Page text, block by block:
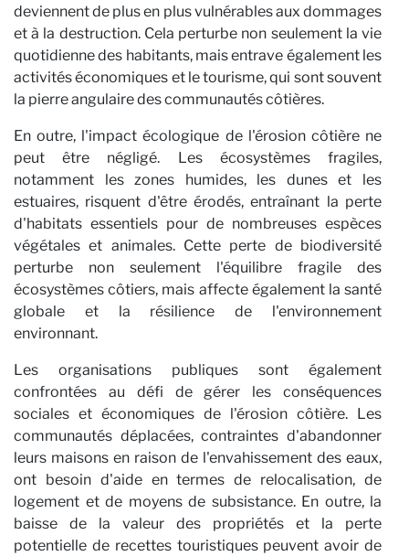
deviennent de plus en plus vulnérables aux dommages
et à la destruction. Cela perturbe non seulement la vie
quotidienne des habitants, mais entrave également les
activités économiques et le tourisme, qui sont souvent
la pierre angulaire des communautés côtières.
En outre, l'impact écologique de l'érosion côtière ne
peut être négligé. Les écosystèmes fragiles,
notamment les zones humides, les dunes et les
estuaires, risquent d'être érodés, entraînant la perte
d'habitats essentiels pour de nombreuses espèces
végétales et animales. Cette perte de biodiversité
perturbe non seulement l'équilibre fragile des
écosystèmes côtiers, mais affecte également la santé
globale et la résilience de l'environnement
environnant.
Les organisations publiques sont également
confrontées au défi de gérer les conséquences
sociales et économiques de l'érosion côtière. Les
communautés déplacées, contraintes d'abandonner
leurs maisons en raison de l'envahissement des eaux,
ont besoin d'aide en termes de relocalisation, de
logement et de moyens de subsistance. En outre, la
baisse de la valeur des propriétés et la perte
potentielle de recettes touristiques peuvent avoir de